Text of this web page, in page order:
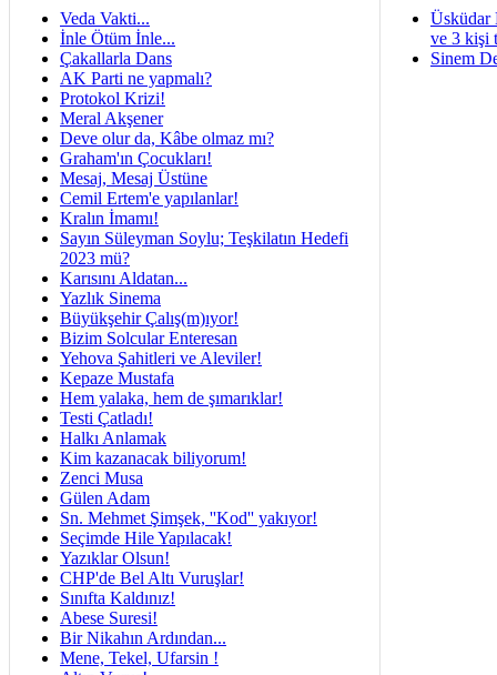
Veda Vakti...
İnle Ötüm İnle...
Çakallarla Dans
AK Parti ne yapmalı?
Protokol Krizi!
Meral Akşener
Deve olur da, Kâbe olmaz mı?
Graham'ın Çocukları!
Mesaj, Mesaj Üstüne
Cemil Ertem'e yapılanlar!
Kralın İmamı!
Sayın Süleyman Soylu; Teşkilatın Hedefi
2023 mü?
Karısını Aldatan...
Yazlık Sinema
Büyükşehir Çalış(m)ıyor!
Bizim Solcular Enteresan
Yehova Şahitleri ve Aleviler!
Kepaze Mustafa
Hem yalaka, hem de şımarıklar!
Testi Çatladı!
Halkı Anlamak
Kim kazanacak biliyorum!
Zenci Musa
Gülen Adam
Sn. Mehmet Şimşek, ''Kod'' yakıyor!
Seçimde Hile Yapılacak!
Yazıklar Olsun!
CHP'de Bel Altı Vuruşlar!
Sınıfta Kaldınız!
Abese Suresi!
Bir Nikahın Ardından...
Mene, Tekel, Ufarsin !
Üsküdar
ve 3 kişi
Sinem